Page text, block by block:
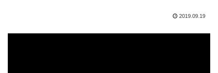
2019.09.19